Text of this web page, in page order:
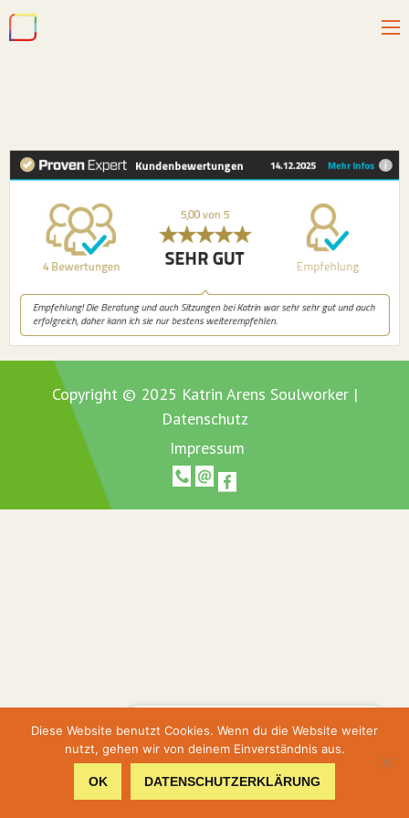
Copyright © 2025 Katrin Arens Soulworker |
Datenschutz
Impressum
Hier geht's zur Terminbuchung
Hier gehts zum Shop
Diese Website benutzt Cookies. Wenn du die Website weiter
nutzt, gehen wir von deinem Einverständnis aus.
OK DATENSCHUTZERKLÄRUNG